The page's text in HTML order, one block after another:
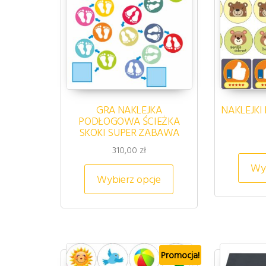
GRA NAKLEJKA
PODŁOGOWA ŚCIEŻKA
SKOKI SUPER ZABAWA
310,00 zł
Wybierz opcje
Ten produkt ma
Promocja!